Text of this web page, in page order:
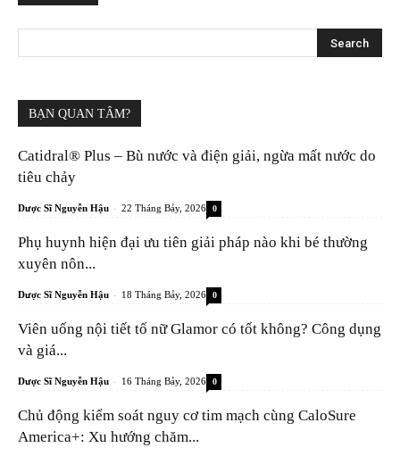
BẠN QUAN TÂM?
Catidral® Plus – Bù nước và điện giải, ngừa mất nước do
tiêu chảy
Dược Sĩ Nguyễn Hậu - 22 Tháng Bảy, 2026 0
Phụ huynh hiện đại ưu tiên giải pháp nào khi bé thường
xuyên nôn...
Dược Sĩ Nguyễn Hậu - 18 Tháng Bảy, 2026 0
Viên uống nội tiết tố nữ Glamor có tốt không? Công dụng
và giá...
Dược Sĩ Nguyễn Hậu - 16 Tháng Bảy, 2026 0
Chủ động kiểm soát nguy cơ tim mạch cùng CaloSure
America+: Xu hướng chăm...